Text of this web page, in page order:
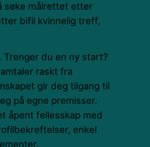
søke målrettet etter
bifil kvinnelig treff,
du en ny start?
raskt fra
gir deg tilgang til
på egne premisser.
åpent fellesskap med
enkel